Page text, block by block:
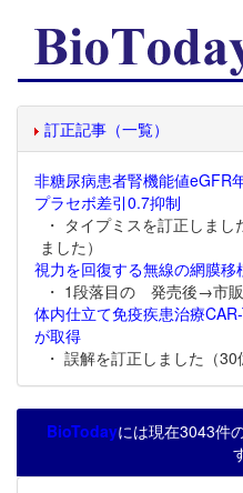
訂正記事（一覧）
非糖尿病患者腎機能値eGFR
プラセボ差引0.7抑制
・ タイプミスを訂正しま
ました）
視力を回復する無線の網膜
・ 1段落目の 発売後→市
体内仕立て免疫疾患治療
が取得
・ 誤解を訂正しました（
BioTodayには現在3043件